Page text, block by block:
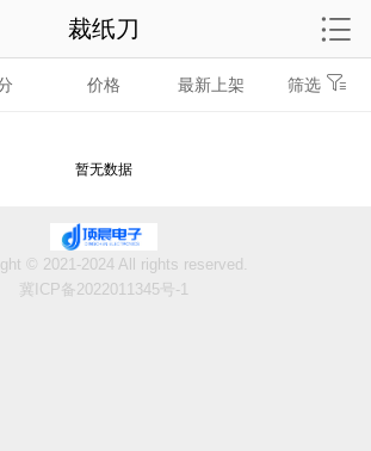
价格 最新上架 筛选
暂无数据
裁纸刀
© 2021-2024 All rights reserved.
冀ICP备2022011345号-1